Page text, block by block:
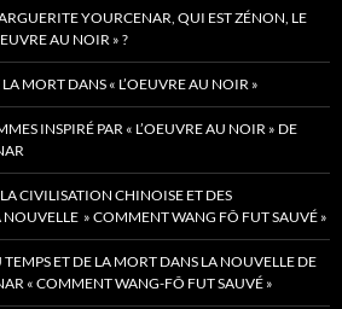
YOURCENAR, QUI EST ZÉNON, LE
AU NOIR » ?
MORT DANS « L’OEUVRE AU NOIR »
INSPIRÉ PAR « L’OEUVRE AU NOIR » DE
CIVILISATION CHINOISE ET DES
NOUVELLE » COMMENT WANG FÔ FUT SAUVÉ »
ET DE LA MORT DANS LA NOUVELLE DE
« COMMENT WANG-FÔ FUT SAUVÉ »